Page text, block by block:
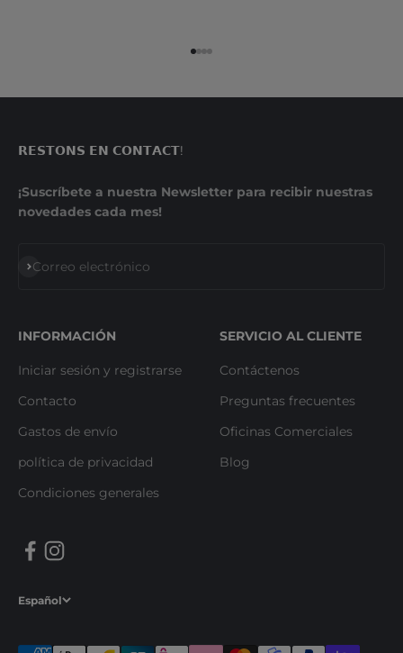
𝗥𝗘𝗦𝗧𝗢𝗡𝗦 𝗘𝗡 𝗖𝗢𝗡𝗧𝗔𝗖𝗧!
¡Suscríbete a nuestra Newsletter para recibir nuestras
novedades cada mes!
Correo electrónico
Suscribirse
INFORMACIÓN
Iniciar sesión y registrarse
Contacto
Gastos de envío
política de privacidad
Condiciones generales
SERVICIO AL CLIENTE
Contáctenos
Preguntas frecuentes
Oficinas Comerciales
Blog
Español